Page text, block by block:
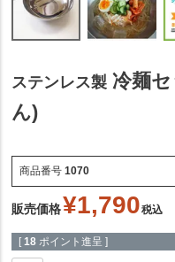
ステンレス製 冷麺
ん)
商品番号 1070
販売価格¥1,790税込
[ 18 ポイント進呈 ]